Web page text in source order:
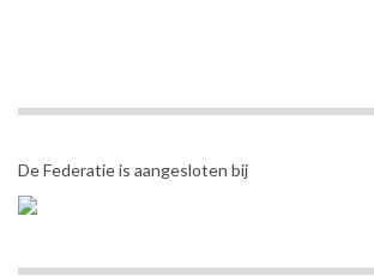
De Federatie is aangesloten bij